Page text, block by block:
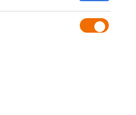
2